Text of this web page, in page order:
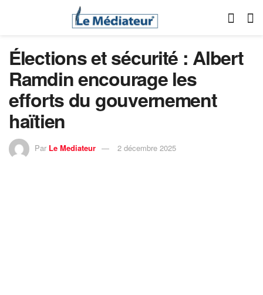
Élections et sécurité : Albert
Ramdin encourage les
efforts du gouvernement
haïtien
Par Le Mediateur 2 décembre 2025